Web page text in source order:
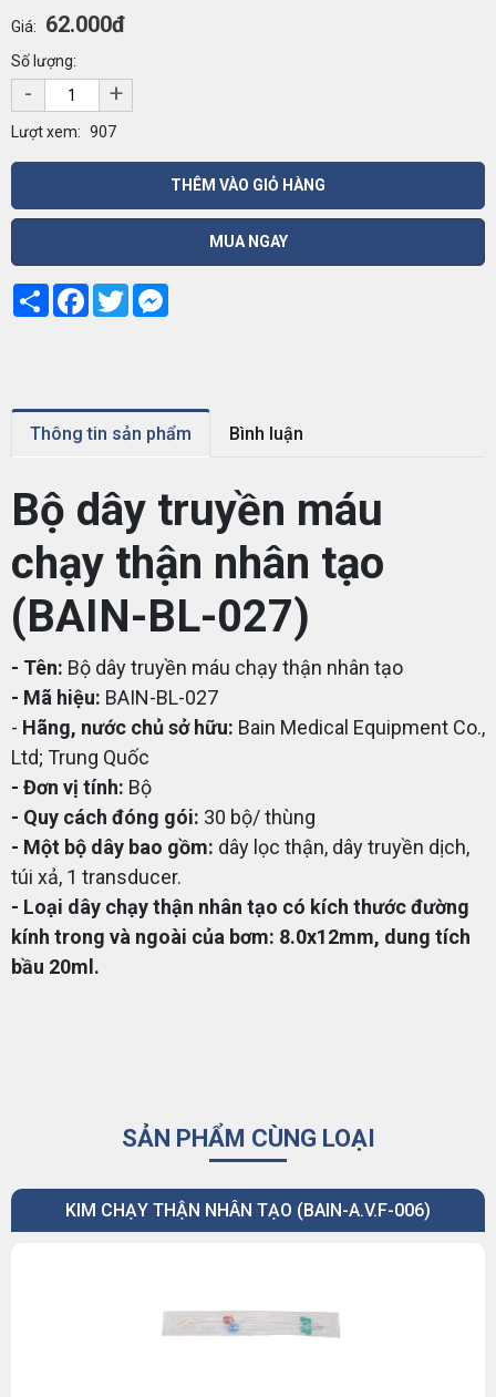
Giá: 62.000đ
Số lượng:
- +
Lượt xem: 907
THÊM VÀO GIỎ HÀNG
MUA NGAY
Share Facebook
Twitter
Thông tin sản phẩm Bình luận
Bộ dây truyền máu
chạy thận nhân tạo
(BAIN-BL-027)
- Tên: Bộ dây truyền máu chạy thận nhân tạo
- Mã hiệu: BAIN-BL-027
- Hãng, nước chủ sở hữu: Bain Medical Equipment Co.,
Ltd; Trung Quốc
- Đơn vị tính: Bộ
- Quy cách đóng gói: 30 bộ/ thùng
- Một bộ dây bao gồm: dây lọc thận, dây truyền dịch,
túi xả, 1 transducer.
- Loại dây chạy thận nhân tạo có kích thước đường
kính trong và ngoài của bơm: 8.0x12mm, dung tích
bầu 20ml.
SẢN PHẨM CÙNG LOẠI
KIM CHẠY THẬN NHÂN TẠO (BAIN-A.V.F-006)